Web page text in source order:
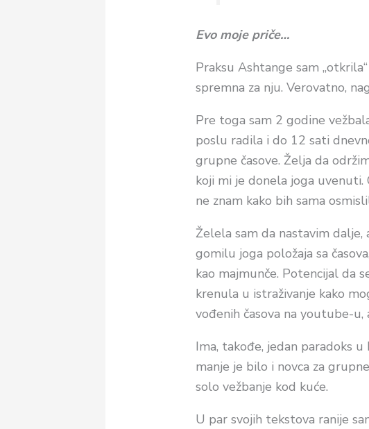
Evo moje priče…
Praksu Ashtange sam
spremna za nju. Verovatno,
Pre toga sam 2 godine
poslu radila i do 12 sati
grupne časove. Želja da
koji mi je donela joga uvenuti.
ne znam kako bih sama
Želela sam da nastavim dalje,
gomilu joga položaja sa
kao majmunče. Potencijal da
krenula u istraživanje kako
vođenih časova na youtube-
Ima, takođe, jedan paradoks
manje je bilo i novca za
solo vežbanje kod kuće.
U par svojih tekstova ranije